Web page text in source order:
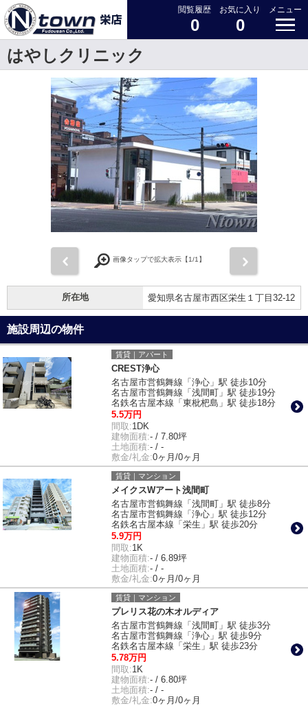
閲覧履歴
0
お気に入り
0
メニュー
はやしクリニック
画像タップで拡大表示【1/1】
所在地 愛知県名古屋市西区栄生１丁目32-12
施設周辺の物件
賃貸｜アパート
CREST浄心
名古屋市営鶴舞線「浄心」駅 徒歩10分
名古屋市営鶴舞線「浅間町」駅 徒歩19分
名鉄名古屋本線「東枇杷島」駅 徒歩18分
5.5万円
間取:1DK
建物面積:- / 7.80坪
土地面積:- / -
敷金/礼金:0ヶ月/0ヶ月
賃貸｜マンション
メイクスWアート浅間町
名古屋市営鶴舞線「浅間町」駅 徒歩8分
名古屋市営鶴舞線「浄心」駅 徒歩12分
名鉄名古屋本線「栄生」駅 徒歩20分
5.9万円
間取:1K
建物面積:- / 6.89坪
土地面積:- / -
敷金/礼金:0ヶ月/0ヶ月
賃貸｜マンション
プレリス花の木オルディア
名古屋市営鶴舞線「浅間町」駅 徒歩3分
名古屋市営鶴舞線「浄心」駅 徒歩9分
名鉄名古屋本線「栄生」駅 徒歩23分
5.78万円
間取:1K
建物面積:- / 6.80坪
土地面積:- / -
敷金/礼金:0ヶ月/0ヶ月